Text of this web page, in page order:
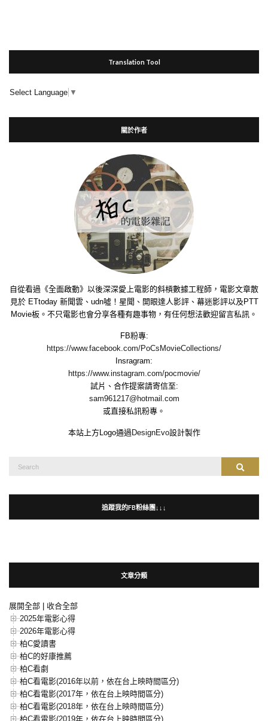
Translation Tool
Select Language ▼
關於作者
自從看過《全面啟動》以後深深愛上電影的斜槓數據工程師，電影文章散
見於 ETtoday 新聞雲、udn噓！星聞、開眼達人影評、幕迷影評以及PTT
Movie板。不只電影也會分享各種有趣事物，有任何想法歡迎留言私訊。
FB粉專:
https://www.facebook.com/PoCsMovieCollections/
Insragram:
https://www.instagram.com/pocmovie/
試片、合作提案請寄信至:
sam961217@hotmail.com
或直接私訊粉專。
本站上方Logo通過DesignEvo設計製作
Search
追蹤我的FB粉絲團↓↓↓
文章分類
展開全部 | 收合全部
2025年電影心得
2026年電影心得
柏C愛讀書
柏C的好康推薦
柏C看劇
柏C看電影(2016年以前，依在台上映時間區分)
柏C看電影(2017年，依在台上映時間區分)
柏C看電影(2018年，依在台上映時間區分)
柏C看電影(2019年，依在台上映時間區分)